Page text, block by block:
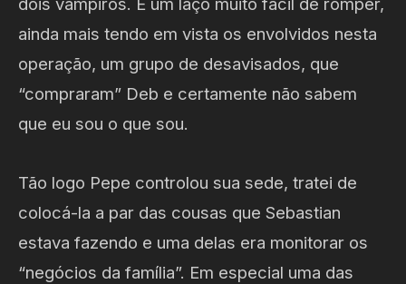
ainda mais tendo em vista os envolvidos nesta
operação, um grupo de desavisados, que
“compraram” Deb e certamente não sabem
que eu sou o que sou.
Tão logo Pepe controlou sua sede, tratei de
colocá-la a par das cousas que Sebastian
estava fazendo e uma delas era monitorar os
“negócios da família”. Em especial uma das